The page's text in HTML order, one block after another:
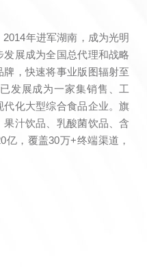
年进军湖南，成为光明
展成为全国总代理和战略
，快速将事业版图辐射至
发展成为一家集销售、工
化大型综合食品企业。旗
汁饮品、乳酸菌饮品、含
，覆盖30万+终端渠道，